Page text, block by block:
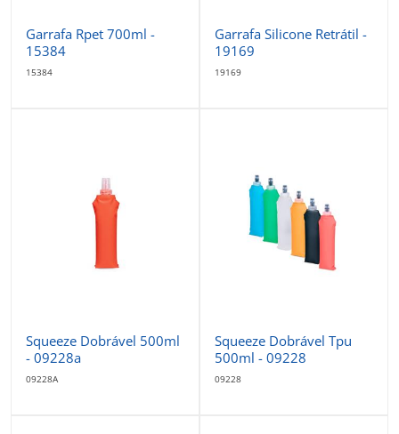
Garrafa Rpet 700ml -
15384
15384
Garrafa Silicone Retrátil -
19169
19169
Squeeze Dobrável 500ml
- 09228a
09228A
Squeeze Dobrável Tpu
500ml - 09228
09228